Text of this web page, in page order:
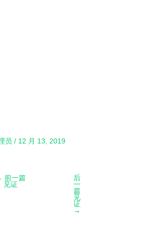
员/ 12 月 13, 2019
前一篇
见证
后
一
篇
见
证
→